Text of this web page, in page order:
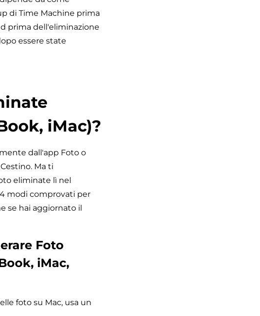
di Time Machine prima
prima dell'eliminazione
essere state
iMac)?
dall'app Foto o
Ma ti
eliminate lì nel
modi comprovati per
se hai aggiornato il
Foto
iMac,
foto su Mac, usa un